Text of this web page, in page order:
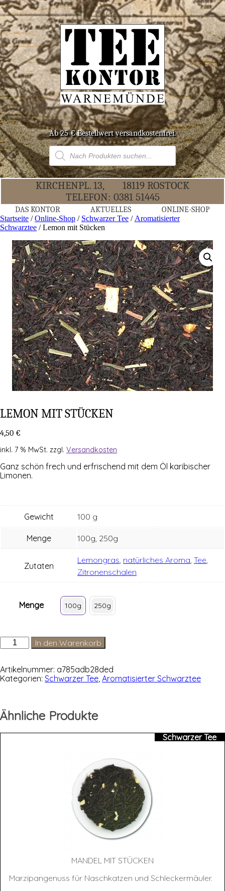
Ab 25 € Bestell­wert versandkostenfrei.
Products
search
KIR­CHEN­PL. 13,
18119 ROS­TOCK
TELE­FON: 0381 51445
DAS KON­TOR AKTU­EL­LES ONLINE-SHOP
Startseite /Online-Shop / Schwarzer Tee / Aromatisierter
Schwarztee / Lemon mit Stücken
LEMON MIT STÜCKEN
4,50 €
inkl. 7 % MwSt. zzgl. Versandkosten
Ganz schön frech und erfri­schend mit dem Öl kari­bi­scher
Limonen.
Gewicht 100 g
Menge 100g, 250g
Zutaten
Lemongras natürliches Aroma Tee
Zitronenschalen
Menge 100g 250g
Lemon
mit
Menge
In den Warenkorb
Artikelnummer: a785adb28ded
Kategorien: Schwarzer Tee Aromatisierter Schwarztee
Ähnliche Produkte
Schwarzer Tee
MAN­DEL MIT STÜCKEN
Marzipangenuss für Naschkatzen und Schleckermäuler.